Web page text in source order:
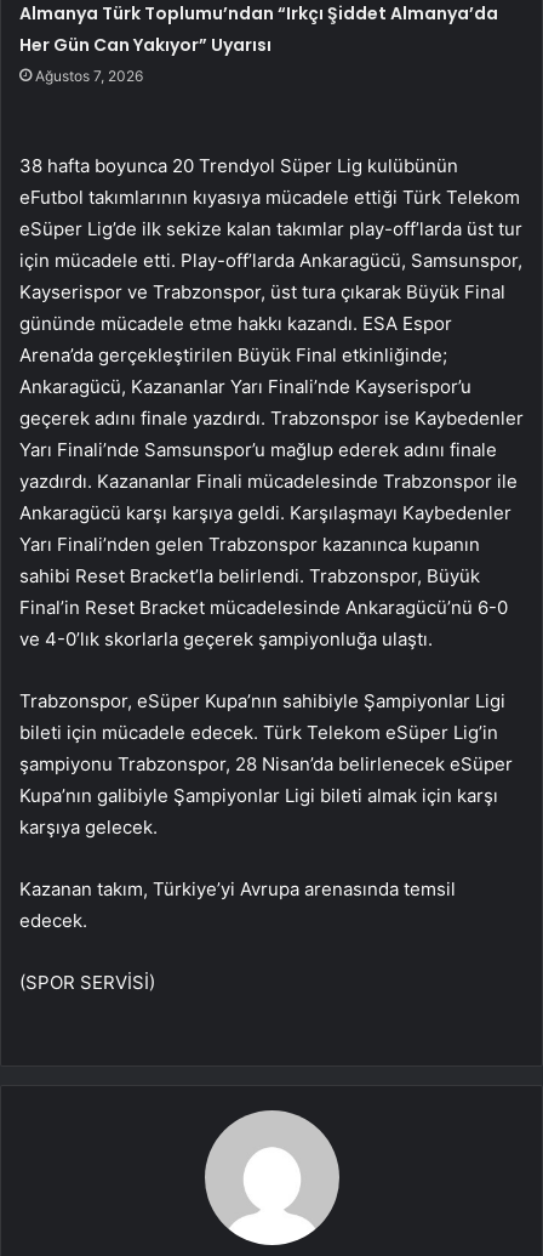
Almanya Türk Toplumu’ndan “Irkçı Şiddet Almanya’da
Her Gün Can Yakıyor” Uyarısı
Ağustos 7, 2026
38 hafta boyunca 20 Trendyol Süper Lig kulübünün
eFutbol takımlarının kıyasıya mücadele ettiği Türk Telekom
eSüper Lig’de ilk sekize kalan takımlar play-off’larda üst tur
için mücadele etti. Play-off’larda Ankaragücü, Samsunspor,
Kayserispor ve Trabzonspor, üst tura çıkarak Büyük Final
gününde mücadele etme hakkı kazandı. ESA Espor
Arena’da gerçekleştirilen Büyük Final etkinliğinde;
Ankaragücü, Kazananlar Yarı Finali’nde Kayserispor’u
geçerek adını finale yazdırdı. Trabzonspor ise Kaybedenler
Yarı Finali’nde Samsunspor’u mağlup ederek adını finale
yazdırdı. Kazananlar Finali mücadelesinde Trabzonspor ile
Ankaragücü karşı karşıya geldi. Karşılaşmayı Kaybedenler
Yarı Finali’nden gelen Trabzonspor kazanınca kupanın
sahibi Reset Bracket’la belirlendi. Trabzonspor, Büyük
Final’in Reset Bracket mücadelesinde Ankaragücü’nü 6-0
ve 4-0’lık skorlarla geçerek şampiyonluğa ulaştı.
Trabzonspor, eSüper Kupa’nın sahibiyle Şampiyonlar Ligi
bileti için mücadele edecek. Türk Telekom eSüper Lig’in
şampiyonu Trabzonspor, 28 Nisan’da belirlenecek eSüper
Kupa’nın galibiyle Şampiyonlar Ligi bileti almak için karşı
karşıya gelecek.
Kazanan takım, Türkiye’yi Avrupa arenasında temsil
edecek.
(SPOR SERVİSİ)